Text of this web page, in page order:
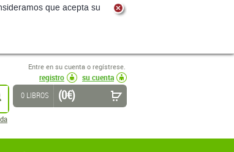
que acepta su
Entre en su cuenta o regístrese.
registro
su cuenta
buscar
0 LIBROS (0 €)